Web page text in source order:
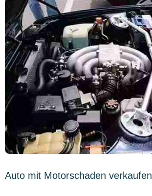
Auto mit Motorschaden verkaufen